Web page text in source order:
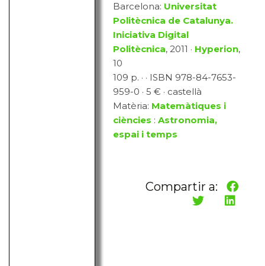
Barcelona: Universitat
Politècnica de Catalunya.
Iniciativa Digital
Politècnica, 2011 · Hyperion,
10
109 p. · · ISBN 978-84-7653-
959-0 · 5 € · castellà
Matèria: Matemàtiques i
ciències :Astronomia,
espai i temps
Compartir a: